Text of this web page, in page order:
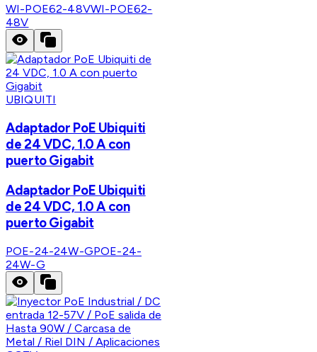
WI-POE62-48VWI-POE62-
48V
UBIQUITI
Adaptador PoE Ubiquiti
de 24 VDC, 1.0 A con
puerto Gigabit
Adaptador PoE Ubiquiti
de 24 VDC, 1.0 A con
puerto Gigabit
POE-24-24W-GPOE-24-
24W-G